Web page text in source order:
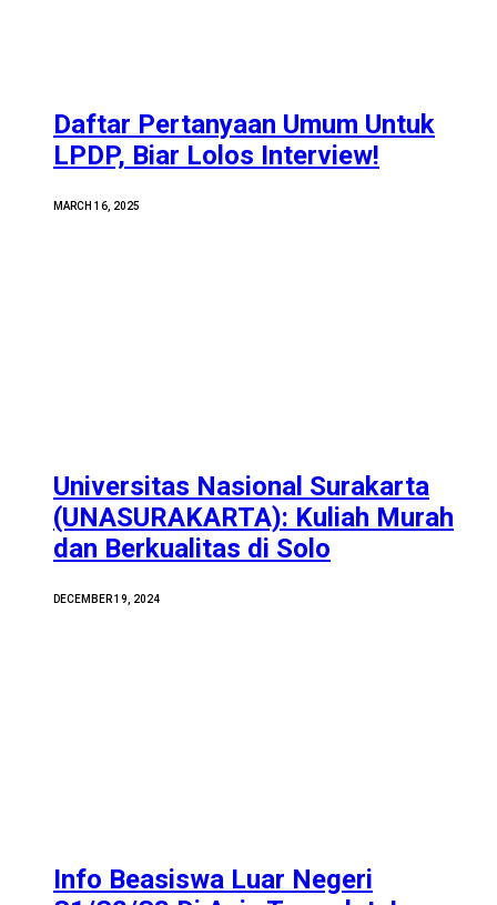
Daftar Pertanyaan Umum Untuk
LPDP, Biar Lolos Interview!
MARCH 16, 2025
Universitas Nasional Surakarta
(UNASURAKARTA): Kuliah Murah
dan Berkualitas di Solo
DECEMBER 19, 2024
Info Beasiswa Luar Negeri